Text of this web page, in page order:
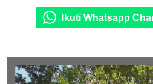
Ikuti Whatsapp